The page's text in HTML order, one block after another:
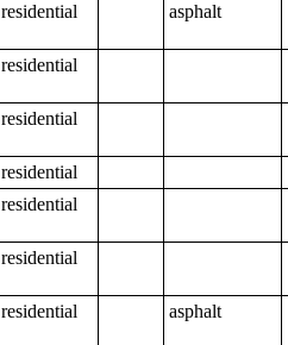
residential asphalt
residential
residential
residential
residential
residential
residential asphalt